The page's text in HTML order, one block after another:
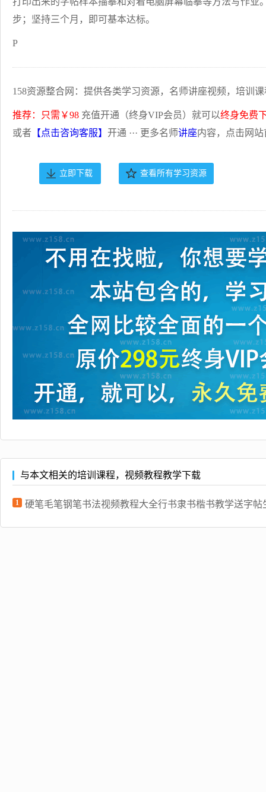
步；坚持三个月，即可基本达标。
P
158资源整合网：提供各类学习资源，名师讲座视频，培训
推荐：只需￥98 充值开通（终身VIP会员）就可以终身免费
或者 【点击咨询客服】 开通 ··· 更多名师讲座内容，点击网
立即下载 查看所有学习资源
与本文相关的培训课程，视频教程教学下载
1 硬笔毛笔钢笔书法视频教程大全行书隶书楷书教学送字帖